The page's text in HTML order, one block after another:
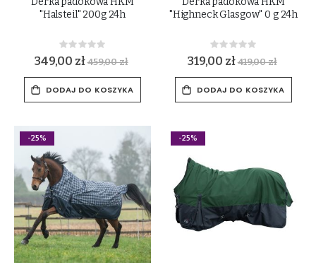
"Halsteil" 200g 24h
Rating:
0%
349,00 zł459,00 zł
DODAJ DO KOSZYKA
"Highneck Glasgow" 0 g 24h
Rating:
0%
319,00 zł419,00 zł
DODAJ DO KOSZYKA
-25% -25%